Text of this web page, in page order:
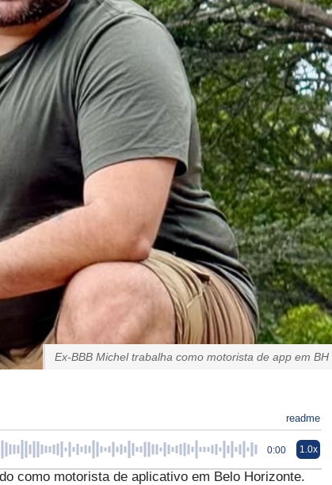
Ex-BBB Michel trabalha como motorista de app em BH
readme
0:00 1.0x
como motorista de aplicativo em Belo Horizonte.